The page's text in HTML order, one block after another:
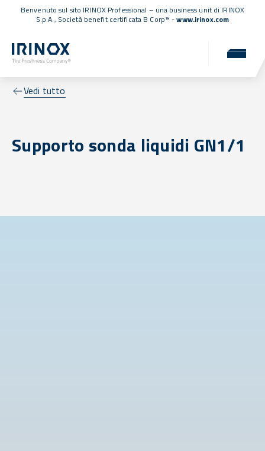
Benvenuto sul sito IRINOX Professional – una business unit di IRINOX
S.p.A., Società benefit certificata B Corp™ -www.irinox.com
Vedi tutto
Supporto sonda liquidi GN1/1